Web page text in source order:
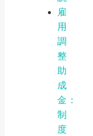
雇
用
調
整
助
成
金：
制
度